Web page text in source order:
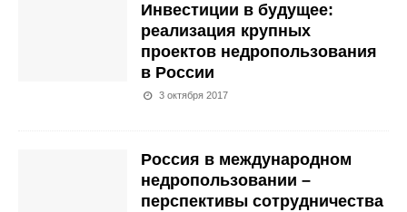
Инвестиции в будущее:
реализация крупных
проектов недропользования
в России
3 октября 2017
Россия в международном
недропользовании –
перспективы сотрудничества